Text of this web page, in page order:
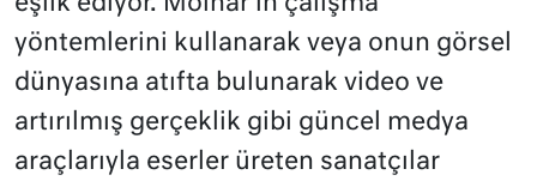
yöntemlerini kullanarak veya onun görsel
dünyasına atıfta bulunarak video ve
artırılmış gerçeklik gibi güncel medya
araçlarıyla eserler üreten sanatçılar